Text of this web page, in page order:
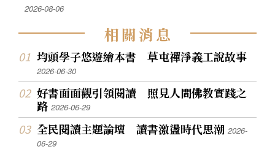
2026-08-06
相關消息
均頭學子悠遊繪本書 草屯禪淨義工說故事
2026-06-30
好書面面觀引領閱讀 照見人間佛教實踐之
路2026-06-29
全民閱讀主題論壇 讀書激盪時代思潮2026-
06-29